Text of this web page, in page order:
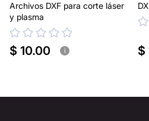
Archivos DXF para corte láser
y plasma
$ 10.00 i $